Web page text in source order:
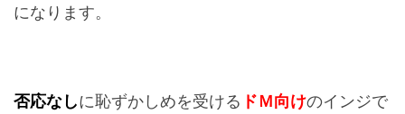
になります。
否応なしに恥ずかしめを受ける ドＭ向けのインジで